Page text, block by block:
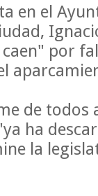
en el
por
de todos
ha
la